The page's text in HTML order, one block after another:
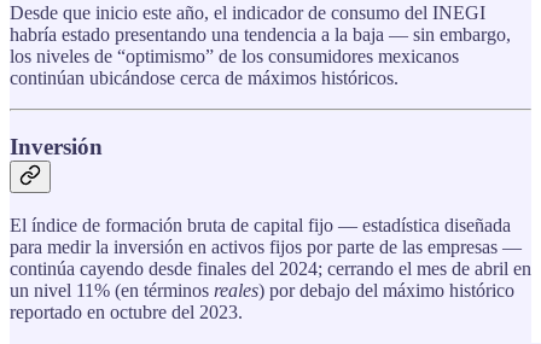
Desde que inicio este año, el indicador de consumo del INEGI
habría estado presentando una tendencia a la baja — sin embargo,
los niveles de “optimismo” de los consumidores mexicanos
continúan ubicándose cerca de máximos históricos.
Inversión
El índice de formación bruta de capital fijo — estadística diseñada
para medir la inversión en activos fijos por parte de las empresas —
continúa cayendo desde finales del 2024; cerrando el mes de abril en
un nivel 11% (en términos reales) por debajo del máximo histórico
reportado en octubre del 2023.